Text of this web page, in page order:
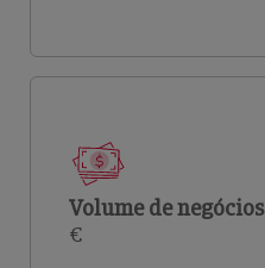
Volume de negócios
€